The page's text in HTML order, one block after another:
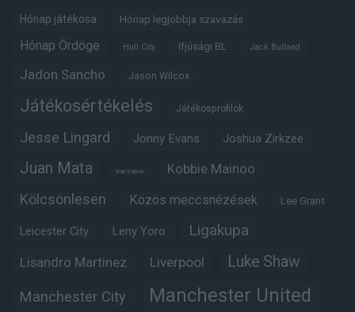
Hónap játékosa Hónap legjobbja szavazás
Hónap Ördöge Hull City Ifjúsági BL Jack Butland
Jadon Sancho Jason Wilcox
Játékosértékelés Játékosprofilok
Jesse Lingard Jonny Evans Joshua Zirkzee
Juan Mata Karl Darlow Kobbie Mainoo
Kölcsönlesen Közös meccsnézések Lee Grant
Leicester City Leny Yoro Ligakupa
Lisandro Martinez Liverpool Luke Shaw
Manchester City Manchester United